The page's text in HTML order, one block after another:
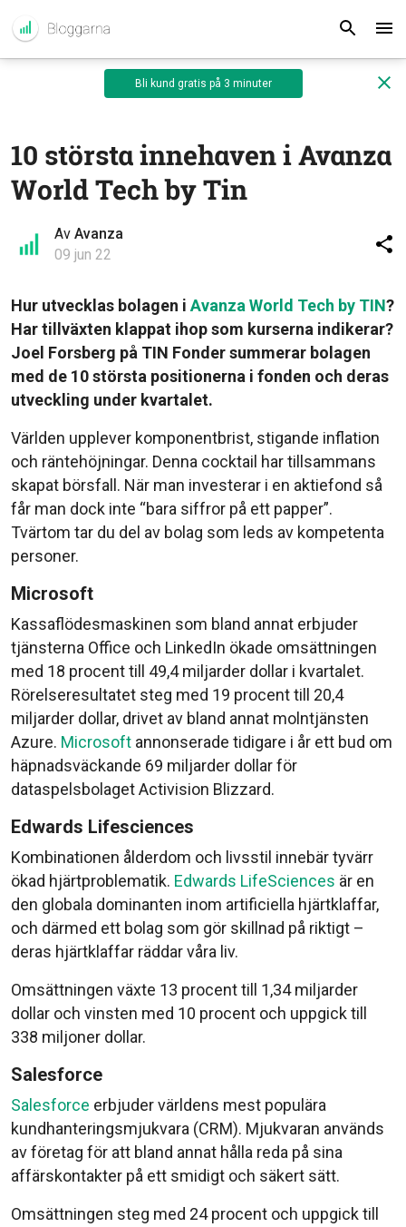
Bli kund gratis på 3 minuter
10 största innehaven i Avanza
World Tech by Tin
Av Avanza
09 jun 22
Hur utvecklas bolagen i Avanza World Tech by TIN?
Har tillväxten klappat ihop som kurserna indikerar?
Joel Forsberg på TIN Fonder summerar bolagen
med de 10 största positionerna i fonden och deras
utveckling under kvartalet.
Världen upplever komponentbrist, stigande inflation
och räntehöjningar. Denna cocktail har tillsammans
skapat börsfall. När man investerar i en aktiefond så
får man dock inte “bara siffror på ett papper”.
Tvärtom tar du del av bolag som leds av kompetenta
personer.
Microsoft
Kassaflödesmaskinen som bland annat erbjuder
tjänsterna Office och LinkedIn ökade omsättningen
med 18 procent till 49,4 miljarder dollar i kvartalet.
Rörelseresultatet steg med 19 procent till 20,4
miljarder dollar, drivet av bland annat molntjänsten
Azure. Microsoft annonserade tidigare i år ett bud om
häpnadsväckande 69 miljarder dollar för
dataspelsbolaget Activision Blizzard.
Edwards Lifesciences
Kombinationen ålderdom och livsstil innebär tyvärr
ökad hjärtproblematik. Edwards LifeSciences är en
den globala dominanten inom artificiella hjärtklaffar,
och därmed ett bolag som gör skillnad på riktigt –
deras hjärtklaffar räddar våra liv.
Omsättningen växte 13 procent till 1,34 miljarder
dollar och vinsten med 10 procent och uppgick till
338 miljoner dollar.
Salesforce
Salesforce erbjuder världens mest populära
kundhanteringsmjukvara (CRM). Mjukvaran används
av företag för att bland annat hålla reda på sina
affärskontakter på ett smidigt och säkert sätt.
Omsättningen steg med 24 procent och uppgick till